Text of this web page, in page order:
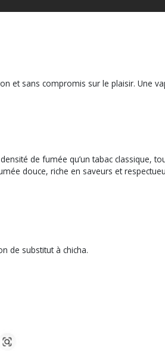
et sans compromis sur le plaisir. Une
de fumée qu’un tabac classique,
douce, riche en saveurs et
de substitut à chicha.